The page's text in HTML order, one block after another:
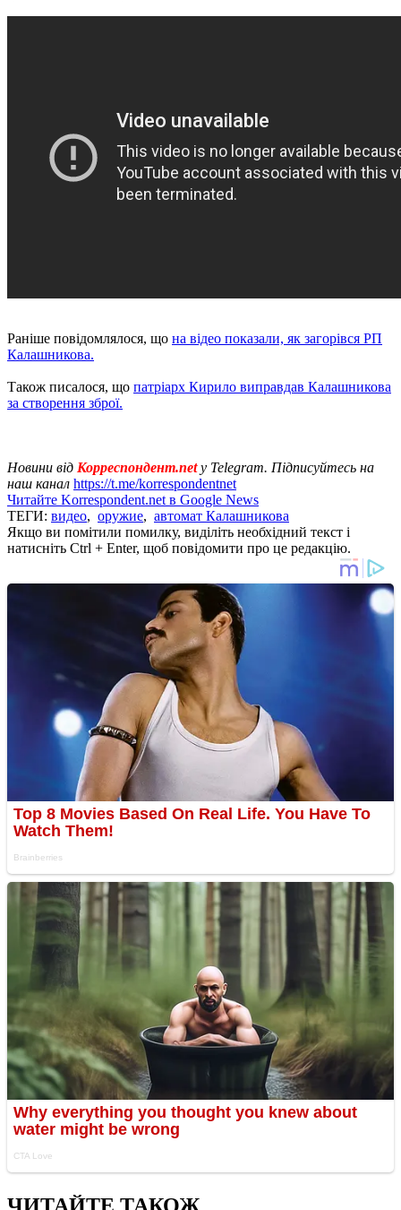
Раніше повідомлялося, що на відео показали, як загорівся РП
Калашникова.
Також писалося, що патріарх Кирило виправдав Калашникова
за створення зброї.
Новини від Корреспондент.net у Telegram. Підписуйтесь на
наш канал https://t.me/korrespondentnet
Читайте Korrespondent.net в Google News
ТЕГИ: видео, оружие, автомат Калашникова
Якщо ви помітили помилку, виділіть необхідний текст і
натисніть Ctrl + Enter, щоб повідомити про це редакцію.